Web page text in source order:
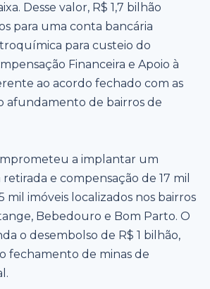
Desse valor, R$ 1,7 bilhão
para uma conta bancária
para custeio do
Financeira e Apoio à
ao acordo fechado com as
afundamento de bairros de
a implantar um
e compensação de 17 mil
mil imóveis localizados nos bairros
Bebedouro e Bom Parto. O
o desembolso de R$ 1 bilhão,
fechamento de minas de